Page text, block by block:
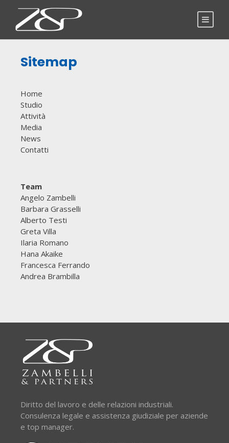
Sitemap
Home
Studio
Attività
Media
News
Contatti
Team
Angelo Zambelli
Barbara Grasselli
Alberto Testi
Greta Villa
Ilaria Romano
Hana Akaike
Francesca Ferrando
Andrea Brambilla
Diritto del lavoro e delle relazioni industriali.
Consulenza legale e assistenza giudiziale per aziende
e top manager.